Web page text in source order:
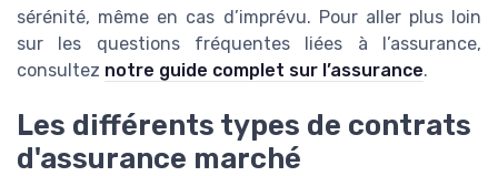
sérénité, même en cas d’imprévu. Pour aller plus loin
sur les questions fréquentes liées à l’assurance,
consultez notre guide complet sur l’assurance.
Les différents types de contrats
d'assurance marché